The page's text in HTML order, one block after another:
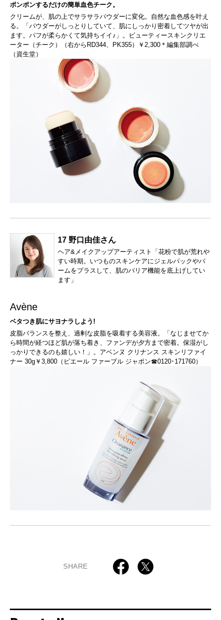
ポンポンするだけの簡単血色チーク。
クリームが、肌の上でサラサラパウダーに変化。自然な血色感を叶え
る。「パウダーがしっとりしていて、肌にしっかり密着してツヤが出
ます。パフが柔らかくて気持ちイイ♪」。ビューティースキンクリエ
ーター（チーク）（右からRD344、PK355）￥2,300＊編集部調べ
（資生堂）
17 野口由佳さん
ヘア&メイクアップアーティスト「花粉で肌が荒れや
すい時期。いつものスキンケアにジェルパックやバ
ームをプラスして、肌のバリア機能を底上げしてい
ます」
Avène
ベタつき肌にサヨナラしよう!
皮脂バランスを整え、過剰な皮脂を吸着する美容液。「なじませてか
ら時間が経つほど肌が落ち着き、ファンデが夕方まで密着。保湿がし
っかりできるのも嬉しい！」。アベンヌ クリナンス スキンリファイ
ナー 30g￥3,800（ピエール ファーブル ジャポン☎0120･171760）
SHARE